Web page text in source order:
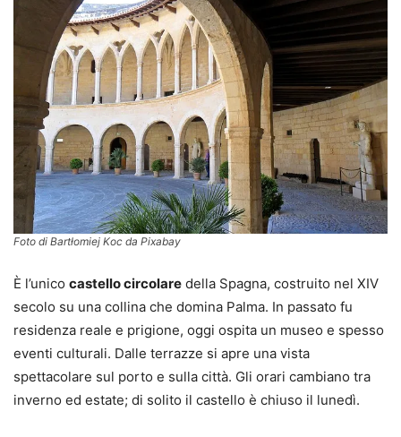
Foto di Bartłomiej Koc da Pixabay
È l’unico castello circolare della Spagna, costruito nel XIV
secolo su una collina che domina Palma. In passato fu
residenza reale e prigione, oggi ospita un museo e spesso
eventi culturali. Dalle terrazze si apre una vista
spettacolare sul porto e sulla città. Gli orari cambiano tra
inverno ed estate; di solito il castello è chiuso il lunedì.